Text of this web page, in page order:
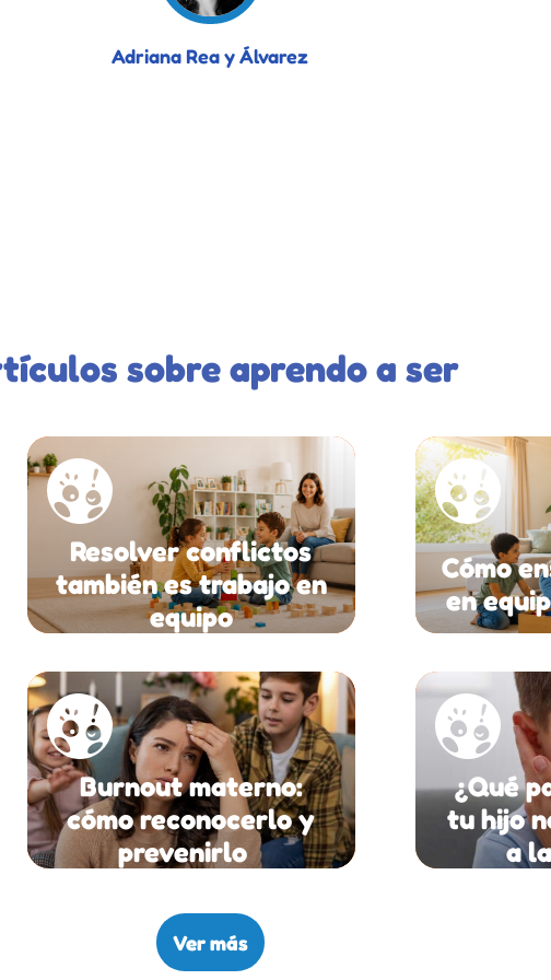
Adriana Rea y Álvarez
sobre aprendo a ser
Resolver conflictos
también es trabajo en
equipo
Cómo
en
Burnout materno:
cómo reconocerlo y
prevenirlo
¿Qué
tu hijo
a
Ver más